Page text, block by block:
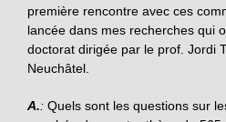
première rencontre avec ces
lancée dans mes recherches qui
doctorat dirigée par le prof. Jordi
Neuchâtel.
A.: Quels sont les questions sur